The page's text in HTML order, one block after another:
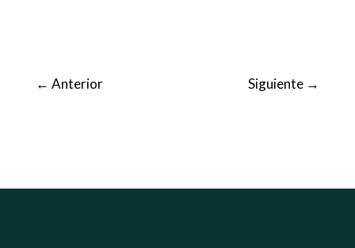
← Anterior Siguiente →